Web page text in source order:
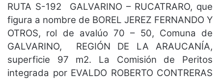
RUTA S-192 GALVARINO – RUCATRARO, que
figura a nombre de BOREL JEREZ FERNANDO Y
OTROS, rol de avalúo 70 – 50, Comuna de
GALVARINO, REGIÓN DE LA ARAUCANÍA,
superficie 97 m2. La Comisión de Peritos
integrada por EVALDO ROBERTO CONTRERAS